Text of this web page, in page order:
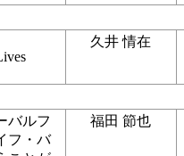
久井 情在
バルフ
フ・バ
福田 節也